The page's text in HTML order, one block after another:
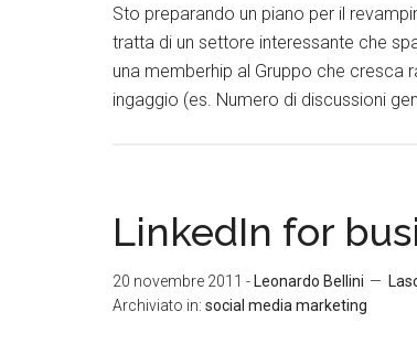
Sto preparando un piano per il
tratta di un settore interessante che
una memberhip al Gruppo che cresca
ingaggio (es. Numero di discussioni
LinkedIn for
20 novembre 2011 - Leonardo Bellini
Archiviato in: social media marketing